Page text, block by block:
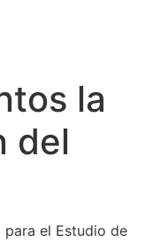
la
del
el Estudio de